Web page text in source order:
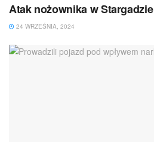
Atak nożownika w Stargadzie
24 WRZEŚNIA, 2024